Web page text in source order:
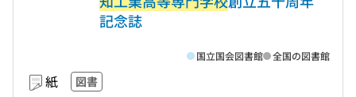
記念誌
紙 図書
国立国会図書館 全国の図書館